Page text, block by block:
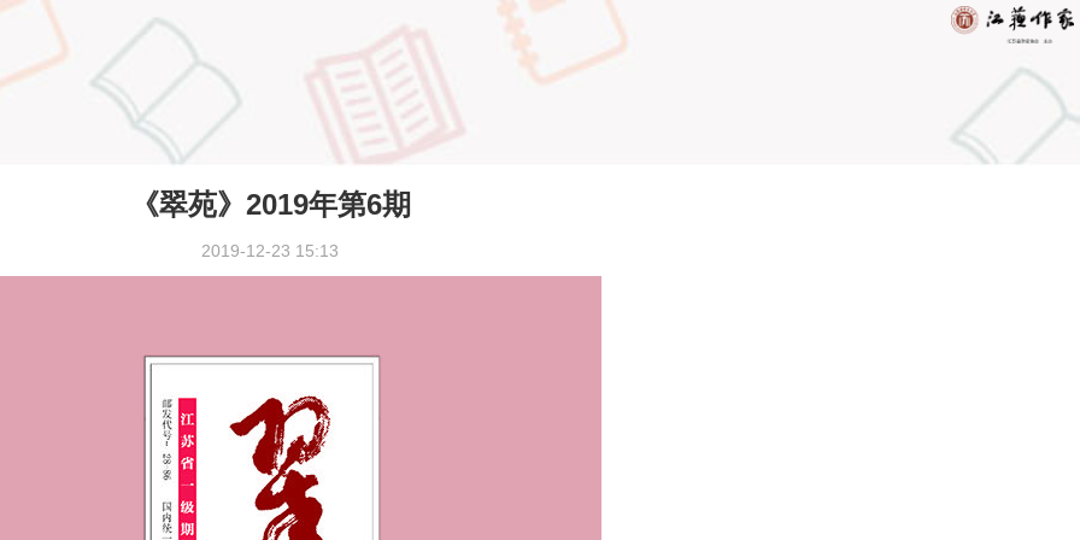
《翠苑》2019年第6期
2019-12-23 15:13